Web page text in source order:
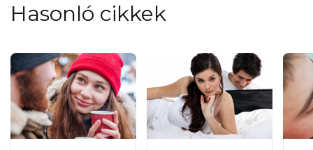
Hasonló cikkek